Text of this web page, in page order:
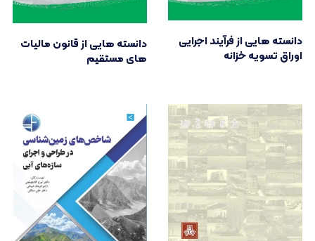
دانسته هایی از فرآیند اجرایی
اوراق تسویه خزانه
دانسته هایی از قانون مالیات
های مستقیم